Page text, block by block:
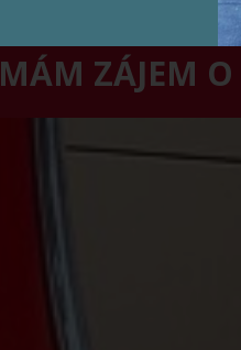
MÁM ZÁJEM